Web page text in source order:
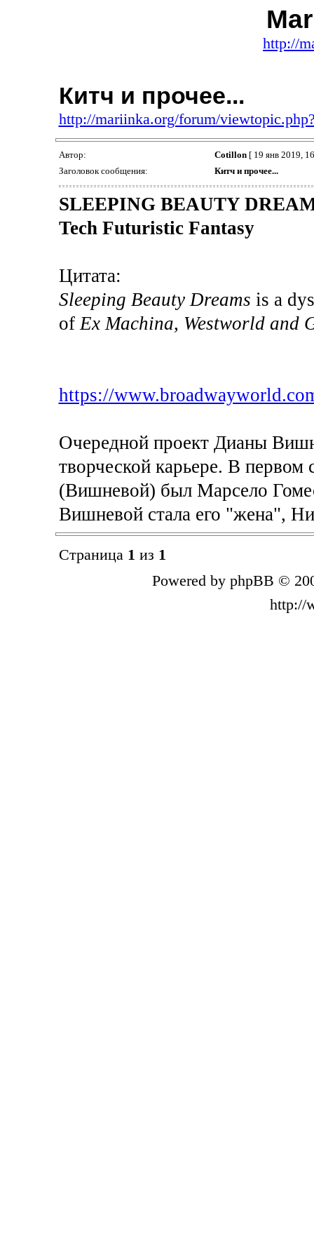
http://
Китч и прочее...
http://mariinka.org/forum/
Автор: Cotillon[ 19 янв 2019,
Заголовок сообщения:
Китч и прочее...
SLEEPING BEAUTY
Tech Futuristic Fantasy
Цитата:
Sleeping Beauty Dreams is a
of Ex Machina, Westworld and
https://
Очередной проект Дианы
творческой карьере. В
(Вишневой) был Марсело
Вишневой стала его "жена",
Страница 1 из 1
Powered by phpBB ©
http://